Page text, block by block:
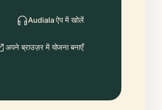
Audiala ऐप में खोलें
अपने ब्राउज़र में योजना बनाएँ